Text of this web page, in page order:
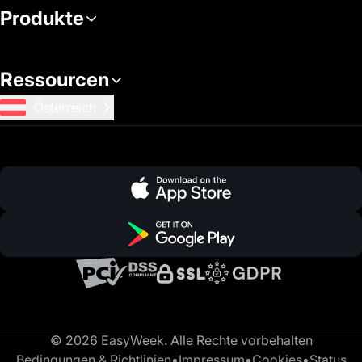
Produkte
Ressourcen
© 2026 EasyWeek. Alle Rechte vorbehalten